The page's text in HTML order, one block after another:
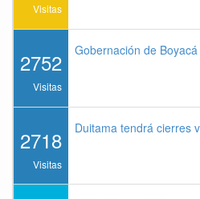
Visitas
2752
Visitas
Gobernación de
2718
Visitas
Duitama tendrá cierres